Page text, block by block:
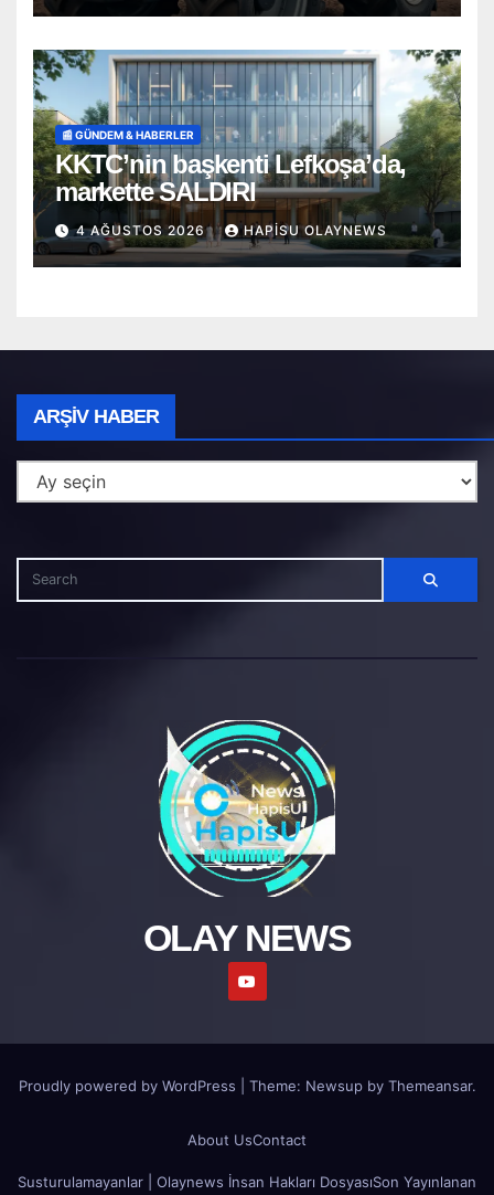
📰 GÜNDEM & HABERLER
KKTC’nin başkenti Lefkoşa’da,
markette SALDIRI
4 AĞUSTOS 2026 HAPISU OLAYNEWS
ARŞIV HABER
Haber
OLAY NEWS
Proudly powered by WordPress Theme: Newsup by Themeansar.
About UsContact
Susturulamayanlar | Olaynews İnsan Hakları DosyasıSon Yayınlanan